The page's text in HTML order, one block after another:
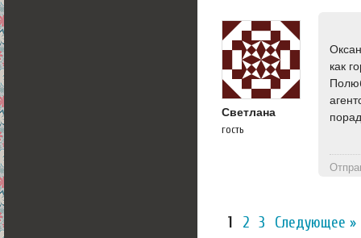
Светлана
гость
как
1 2 3 Следующее »